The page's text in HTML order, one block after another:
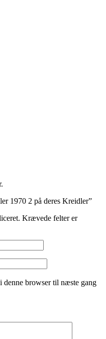
1970 2 på deres Kreidler”
Krævede felter er
denne browser til næste gang